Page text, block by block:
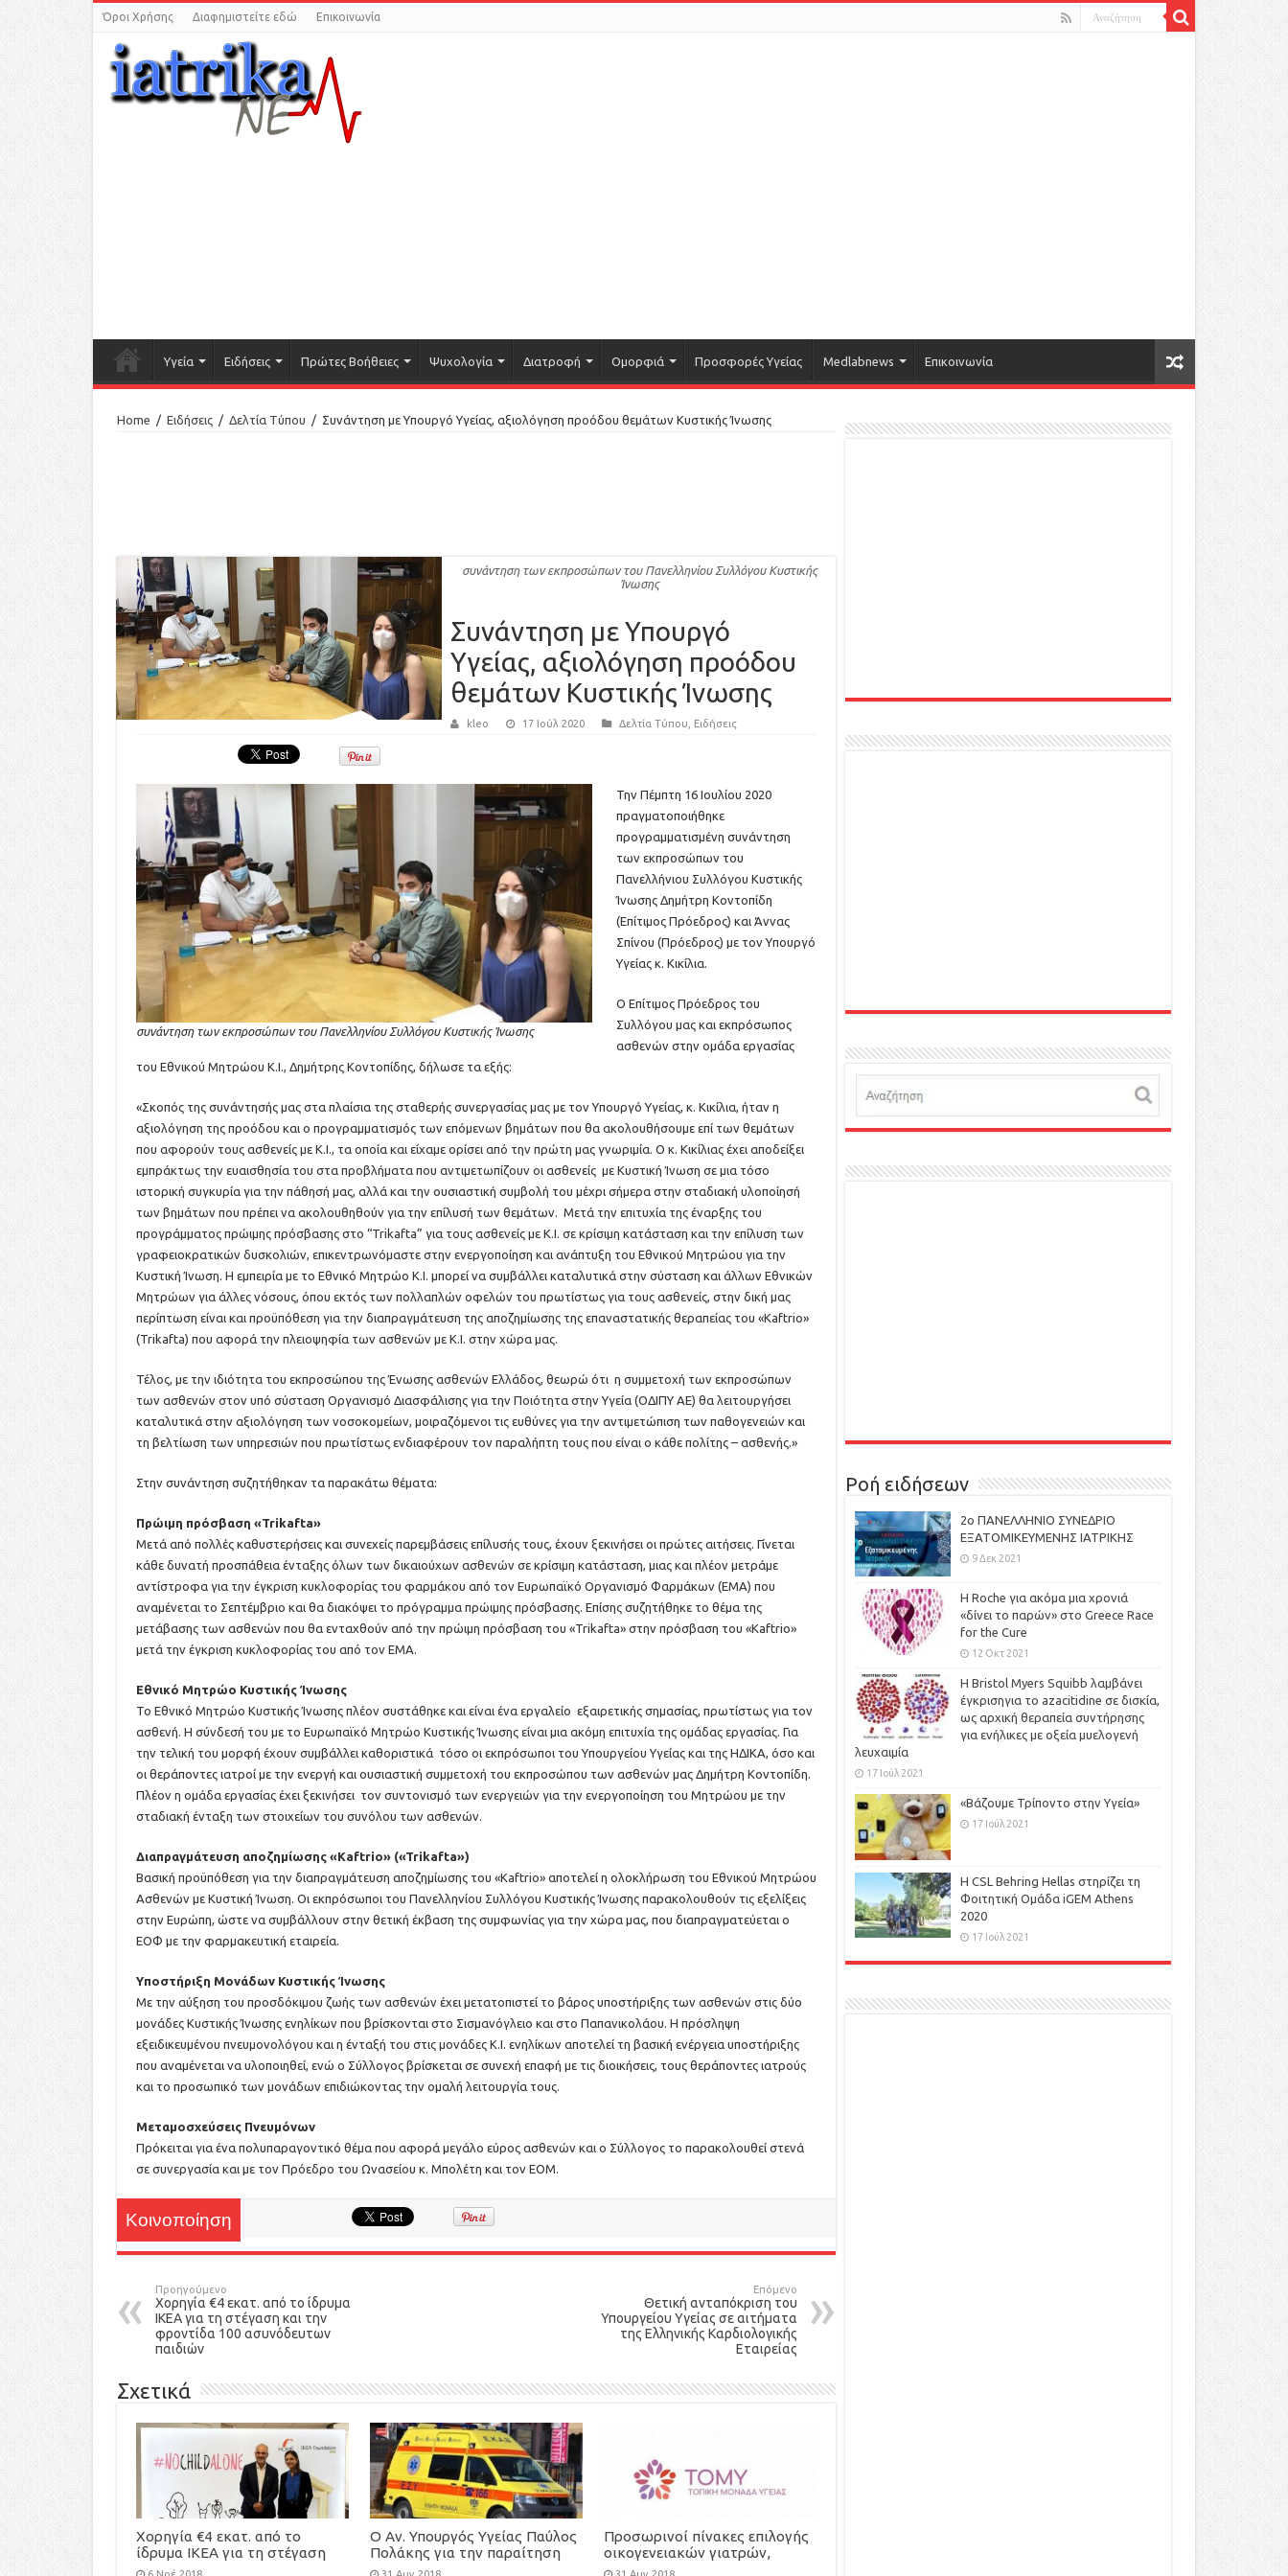
Όροι Χρήσης Διαφημιστείτε εδώ Επικοινωνία
Υγεία Ειδήσεις Πρώτες Βοήθειες Ψυχολογία Διατροφή Ομορφιά Προσφορές Υγείας Medlabnews Επικοινωνία
Home / Ειδήσεις / Δελτία Τύπου / Συνάντηση με Υπουργό Υγείας, αξιολόγηση προόδου θεμάτων Κυστικής Ίνωσης
συνάντηση των εκπροσώπων του Πανελληνίου Συλλόγου Κυστικής
Ίνωσης
Συνάντηση με Υπουργό
Υγείας, αξιολόγηση προόδου
θεμάτων Κυστικής Ίνωσης
kleo 17 Ιούλ 2020 Δελτία Τύπου Ειδήσεις
συνάντηση των εκπροσώπων του Πανελληνίου Συλλόγου Κυστικής Ίνωσης
Την Πέμπτη 16 Ιουλίου 2020
πραγματοποιήθηκε
προγραμματισμένη συνάντηση
των εκπροσώπων του
Πανελλήνιου Συλλόγου Κυστικής
Ίνωσης Δημήτρη Κοντοπίδη
(Επίτιμος Πρόεδρος) και Άννας
Σπίνου (Πρόεδρος) με τον Υπουργό
Υγείας κ. Κικίλια.
Ο Επίτιμος Πρόεδρος του
Συλλόγου μας και εκπρόσωπος
ασθενών στην ομάδα εργασίας
του Εθνικού Μητρώου Κ.Ι., Δημήτρης Κοντοπίδης, δήλωσε τα εξής:
«Σκοπός της συνάντησής μας στα πλαίσια της σταθερής συνεργασίας μας με τον Υπουργό Υγείας, κ. Κικίλια, ήταν η
αξιολόγηση της προόδου και ο προγραμματισμός των επόμενων βημάτων που θα ακολουθήσουμε επί των θεμάτων
που αφορούν τους ασθενείς με Κ.Ι., τα οποία και είχαμε ορίσει από την πρώτη μας γνωριμία. Ο κ. Κικίλιας έχει αποδείξει
εμπράκτως την ευαισθησία του στα προβλήματα που αντιμετωπίζουν οι ασθενείς με Κυστική Ίνωση σε μια τόσο
ιστορική συγκυρία για την πάθησή μας, αλλά και την ουσιαστική συμβολή του μέχρι σήμερα στην σταδιακή υλοποίησή
των βημάτων που πρέπει να ακολουθηθούν για την επίλυσή των θεμάτων. Μετά την επιτυχία της έναρξης του
προγράμματος πρώιμης πρόσβασης στο “Trikafta” για τους ασθενείς με Κ.Ι. σε κρίσιμη κατάσταση και την επίλυση των
γραφειοκρατικών δυσκολιών, επικεντρωνόμαστε στην ενεργοποίηση και ανάπτυξη του Εθνικού Μητρώου για την
Κυστική Ίνωση. Η εμπειρία με το Εθνικό Μητρώο Κ.Ι. μπορεί να συμβάλλει καταλυτικά στην σύσταση και άλλων Εθνικών
Μητρώων για άλλες νόσους, όπου εκτός των πολλαπλών οφελών του πρωτίστως για τους ασθενείς, στην δική μας
περίπτωση είναι και προϋπόθεση για την διαπραγμάτευση της αποζημίωσης της επαναστατικής θεραπείας του «Kaftrio»
(Trikafta) που αφορά την πλειοψηφία των ασθενών με Κ.Ι. στην χώρα μας.
Τέλος, με την ιδιότητα του εκπροσώπου της Ένωσης ασθενών Ελλάδος, θεωρώ ότι η συμμετοχή των εκπροσώπων
των ασθενών στον υπό σύσταση Οργανισμό Διασφάλισης για την Ποιότητα στην Υγεία (ΟΔΙΠΥ ΑΕ) θα λειτουργήσει
καταλυτικά στην αξιολόγηση των νοσοκομείων, μοιραζόμενοι τις ευθύνες για την αντιμετώπιση των παθογενειών και
τη βελτίωση των υπηρεσιών που πρωτίστως ενδιαφέρουν τον παραλήπτη τους που είναι ο κάθε πολίτης – ασθενής.»
Στην συνάντηση συζητήθηκαν τα παρακάτω θέματα:
Πρώιμη πρόσβαση «Trikafta»
Μετά από πολλές καθυστερήσεις και συνεχείς παρεμβάσεις επίλυσής τους, έχουν ξεκινήσει οι πρώτες αιτήσεις. Γίνεται
κάθε δυνατή προσπάθεια ένταξης όλων των δικαιούχων ασθενών σε κρίσιμη κατάσταση, μιας και πλέον μετράμε
αντίστροφα για την έγκριση κυκλοφορίας του φαρμάκου από τον Ευρωπαϊκό Οργανισμό Φαρμάκων (ΕΜΑ) που
αναμένεται το Σεπτέμβριο και θα διακόψει το πρόγραμμα πρώιμης πρόσβασης. Επίσης συζητήθηκε το θέμα της
μετάβασης των ασθενών που θα ενταχθούν από την πρώιμη πρόσβαση του «Trikafta» στην πρόσβαση του «Kaftrio»
μετά την έγκριση κυκλοφορίας του από τον ΕΜΑ.
Εθνικό Μητρώο Κυστικής Ίνωσης
Το Εθνικό Μητρώο Κυστικής Ίνωσης πλέον συστάθηκε και είναι ένα εργαλείο εξαιρετικής σημασίας, πρωτίστως για τον
ασθενή. Η σύνδεσή του με το Ευρωπαϊκό Μητρώο Κυστικής Ίνωσης είναι μια ακόμη επιτυχία της ομάδας εργασίας. Για
την τελική του μορφή έχουν συμβάλλει καθοριστικά τόσο οι εκπρόσωποι του Υπουργείου Υγείας και της ΗΔΙΚΑ, όσο και
οι θεράποντες ιατροί με την ενεργή και ουσιαστική συμμετοχή του εκπροσώπου των ασθενών μας Δημήτρη Κοντοπίδη.
Πλέον η ομάδα εργασίας έχει ξεκινήσει τον συντονισμό των ενεργειών για την ενεργοποίηση του Μητρώου με την
σταδιακή ένταξη των στοιχείων του συνόλου των ασθενών.
Διαπραγμάτευση αποζημίωσης «Kaftrio» («Trikafta»)
Βασική προϋπόθεση για την διαπραγμάτευση αποζημίωσης του «Kaftrio» αποτελεί η ολοκλήρωση του Εθνικού Μητρώου
Ασθενών με Κυστική Ίνωση. Οι εκπρόσωποι του Πανελληνίου Συλλόγου Κυστικής Ίνωσης παρακολουθούν τις εξελίξεις
στην Ευρώπη, ώστε να συμβάλλουν στην θετική έκβαση της συμφωνίας για την χώρα μας, που διαπραγματεύεται ο
ΕΟΦ με την φαρμακευτική εταιρεία.
Υποστήριξη Μονάδων Κυστικής Ίνωσης
Με την αύξηση του προσδόκιμου ζωής των ασθενών έχει μετατοπιστεί το βάρος υποστήριξης των ασθενών στις δύο
μονάδες Κυστικής Ίνωσης ενηλίκων που βρίσκονται στο Σισμανόγλειο και στο Παπανικολάου. Η πρόσληψη
εξειδικευμένου πνευμονολόγου και η ένταξή του στις μονάδες Κ.Ι. ενηλίκων αποτελεί τη βασική ενέργεια υποστήριξης
που αναμένεται να υλοποιηθεί, ενώ ο Σύλλογος βρίσκεται σε συνεχή επαφή με τις διοικήσεις, τους θεράποντες ιατρούς
και το προσωπικό των μονάδων επιδιώκοντας την ομαλή λειτουργία τους.
Μεταμοσχεύσεις Πνευμόνων
Πρόκειται για ένα πολυπαραγοντικό θέμα που αφορά μεγάλο εύρος ασθενών και ο Σύλλογος το παρακολουθεί στενά
σε συνεργασία και με τον Πρόεδρο του Ωνασείου κ. Μπολέτη και τον ΕΟΜ.
Κοινοποίηση
Προηγούμενο
Χορηγία €4 εκατ. από το ίδρυμα
ΙΚΕΑ για τη στέγαση και την
φροντίδα 100 ασυνόδευτων
παιδιών
Επόμενο
Θετική ανταπόκριση του
Υπουργείου Υγείας σε αιτήματα
της Ελληνικής Καρδιολογικής
Εταιρείας
Σχετικά
Χορηγία €4 εκατ. από το
ίδρυμα ΙΚΕΑ για τη στέγαση
και την φροντίδα 100
Ο Αν. Υπουργός Υγείας Παύλος
Πολάκης για την παραίτηση
του Κ. Καρακατσιανόπουλου
Προσωρινοί πίνακες επιλογής
οικογενειακών γιατρών,
προκήρυξης-πρόσκλησης
Ροή ειδήσεων
2ο ΠΑΝΕΛΛΗΝΙΟ ΣΥΝΕΔΡΙΟ
ΕΞΑΤΟΜΙΚΕΥΜΕΝΗΣ ΙΑΤΡΙΚΗΣ
9 Δεκ 2021
H Roche για ακόμα μια χρονιά
«δίνει το παρών» στο Greece Race
for the Cure
12 Οκτ 2021
Η Bristol Myers Squibb λαμβάνει
έγκρισηγια το azacitidine σε δισκία,
ως αρχική θεραπεία συντήρησης
για ενήλικες με οξεία μυελογενή
λευχαιμία
17 Ιούλ 2021
«Βάζουμε Τρίποντο στην Υγεία»
17 Ιούλ 2021
H CSL Behring Hellas στηρίζει τη
Φοιτητική Ομάδα iGEM Athens
2020
17 Ιούλ 2021